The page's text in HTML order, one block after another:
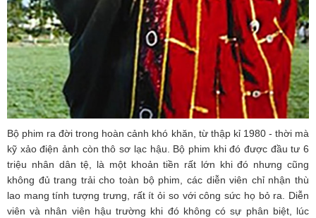
Bộ phim ra đời trong hoàn cảnh khó khăn, từ thập kỉ 1980 - thời mà
kỹ xảo điện ảnh còn thô sơ lạc hậu. Bộ phim khi đó được đầu tư 6
triệu nhân dân tệ, là một khoản tiền rất lớn khi đó nhưng cũng
không đủ trang trải cho toàn bộ phim, các diễn viên chỉ nhận thù
lao mang tính tượng trưng, rất ít ỏi so với công sức họ bỏ ra. Diễn
viên và nhân viên hậu trường khi đó không có sự phân biệt, lúc